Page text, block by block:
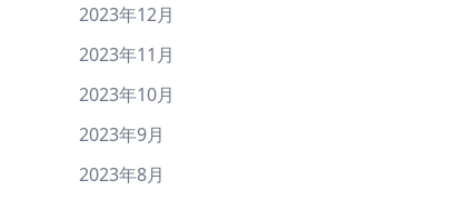
2023年12月
2023年11月
2023年10月
2023年9月
2023年8月